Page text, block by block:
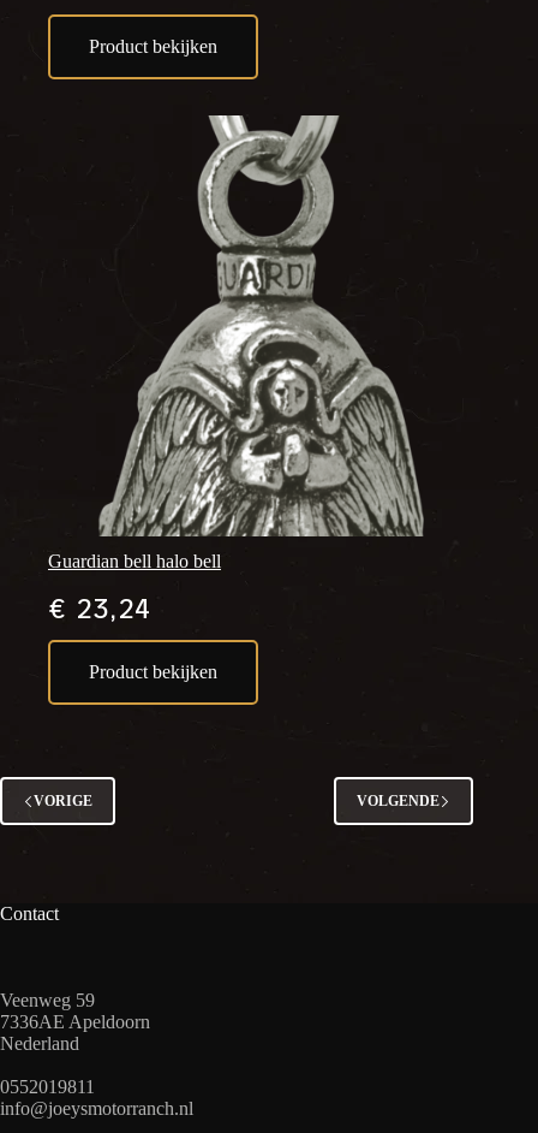
Product bekijken
Guardian bell halo bell
€23,24
Product bekijken
VORIGE VOLGENDE
Contact
Veenweg 59
7336AE Apeldoorn
Nederland
0552019811
info@joeysmotorranch.nl